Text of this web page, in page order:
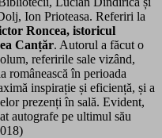
Ion Prioteasa. Referiri la
Roncea, istoricul
Canțăr. Autorul a făcut o
referirile sale vizând,
românească în perioada
inspirație și eficiență, și a
prezenți în sală. Evident,
autografe pe ultimul său